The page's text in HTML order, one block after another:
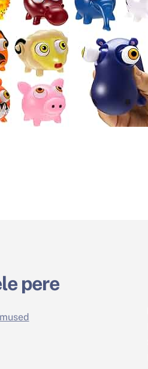
pere